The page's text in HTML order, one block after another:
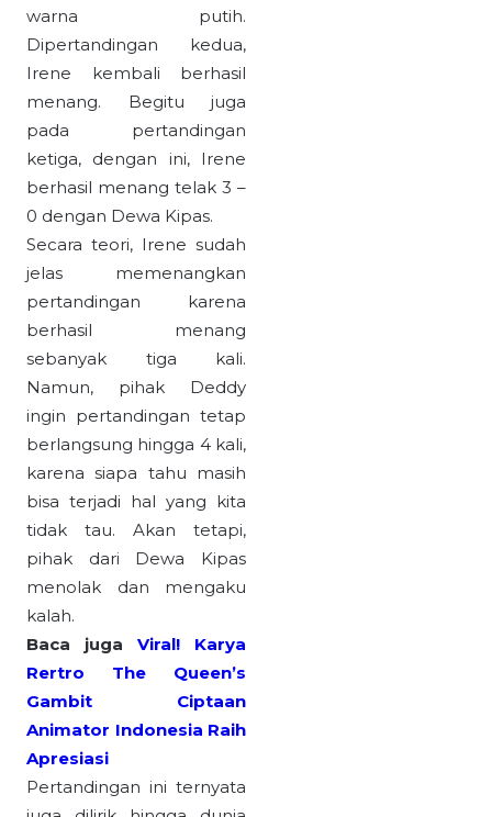
warna putih.
Dipertandingan kedua,
Irene kembali berhasil
menang. Begitu juga
pada pertandingan
ketiga, dengan ini, Irene
berhasil menang telak 3 –
0 dengan Dewa Kipas.
Secara teori, Irene sudah
jelas memenangkan
pertandingan karena
berhasil menang
sebanyak tiga kali.
Namun, pihak Deddy
ingin pertandingan tetap
berlangsung hingga 4 kali,
karena siapa tahu masih
bisa terjadi hal yang kita
tidak tau. Akan tetapi,
pihak dari Dewa Kipas
menolak dan mengaku
kalah.
Baca juga Viral! Karya
Rertro The Queen’s
Gambit Ciptaan
Animator Indonesia Raih
Apresiasi
Pertandingan ini ternyata